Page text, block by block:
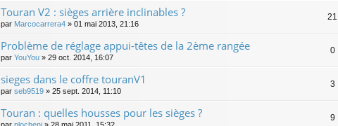
Touran V2 : sièges arrière inclinables ?
par Marcocarrera4 » 01 mai 2013, 21:16
21
Problème de réglage appui-têtes de la 2ème rangée
par YouYou » 29 oct. 2014, 16:07
0
sieges dans le coffre touranV1
par seb9519 » 25 sept. 2014, 11:10
3
Touran : quelles housses pour les sièges ?
par plocheni » 28 mai 2011, 15:32
9